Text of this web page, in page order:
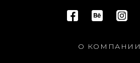
О КОМПАНИИ